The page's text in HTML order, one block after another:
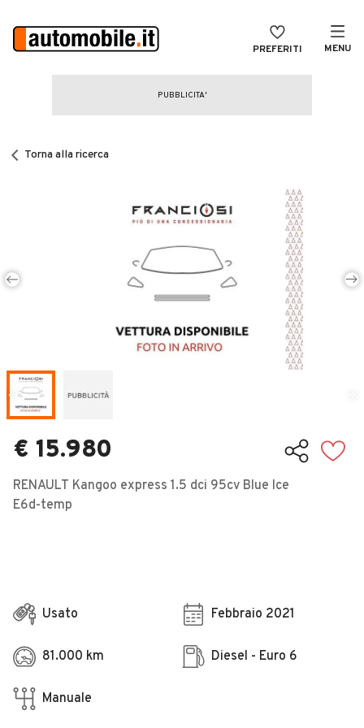
PREFERITI MENU
CERCA
Veicoli Commerciali
Concessionari
Torna alla ricerca
€ 15.980
RENAULT Kangoo express 1.5 dci 95cv Blue Ice
E6d-temp
Usato Febbraio 2021
81.000 km Diesel - Euro 6
Manuale